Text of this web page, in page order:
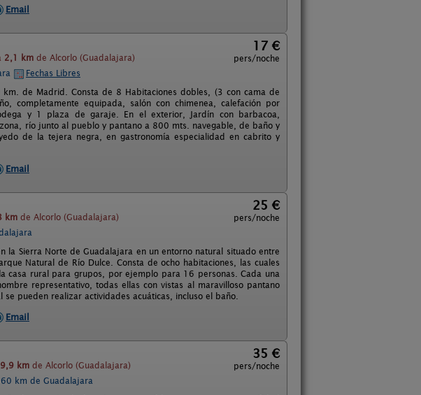
Email
2,1 km de Alcorlo (Guadalajara)
17 €
pers/noche
Fechas Libres
de Madrid. Consta de 8 Habitaciones dobles, (3 con cama de
completamente equipada, salón con chimenea, calefación por
y 1 plaza de garaje. En el exterior, Jardín con barbacoa,
río junto al pueblo y pantano a 800 mts. navegable, de baño y
de la tejera negra, en gastronomía especialidad en cabrito y
Email
km de Alcorlo (Guadalajara)
25 €
pers/noche
la Sierra Norte de Guadalajara en un entorno natural situado entre
Natural de Río Dulce. Consta de ocho habitaciones, las cuales
rural para grupos, por ejemplo para 16 personas. Cada una
representativo, todas ellas con vistas al maravilloso pantano
pueden realizar actividades acuáticas, incluso el baño.
Email
9,9 km de Alcorlo (Guadalajara)
35 €
pers/noche
60 km de Guadalajara